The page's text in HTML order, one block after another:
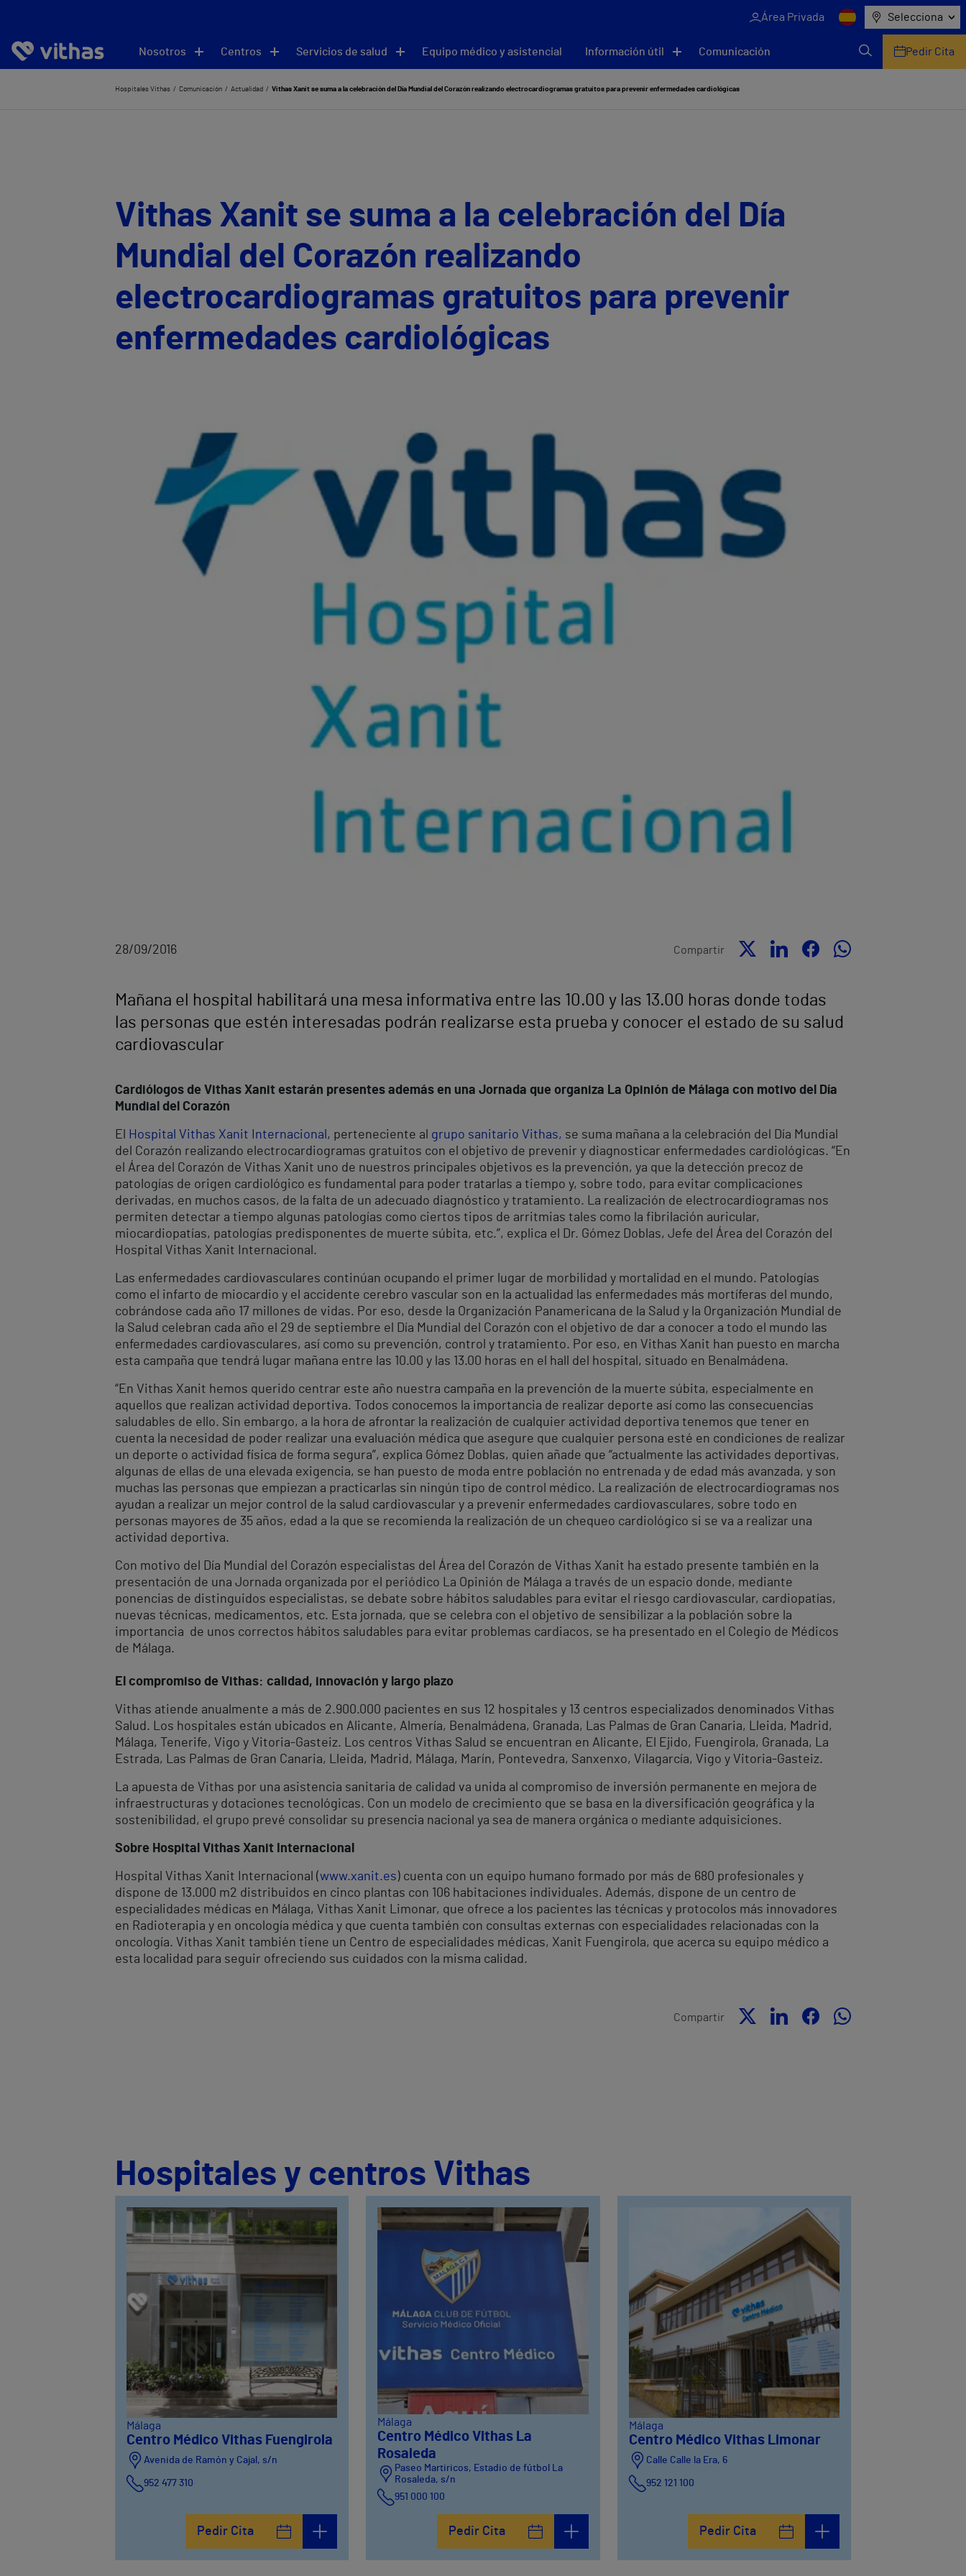
Área Privada Selecciona
Nosotros Centros Servicios de salud Equipo médico y asistencial Información útil Comunicación Pedir Cita
Hospitales Vithas Comunicación Actualidad Vithas Xanit se suma a la celebración del Día Mundial del Corazón realizando electrocardiogramas gratuitos para prevenir enfermedades cardiológicas
Vithas Xanit se suma a la celebración del Día
Mundial del Corazón realizando
electrocardiogramas gratuitos para prevenir
enfermedades cardiológicas
28/09/2016 Compartir
Mañana el hospital habilitará una mesa informativa entre las 10.00 y las 13.00 horas donde todas
las personas que estén interesadas podrán realizarse esta prueba y conocer el estado de su salud
cardiovascular
Cardiólogos de Vithas Xanit estarán presentes además en una Jornada que organiza La Opinión de Málaga con motivo del Día
Mundial del Corazón
El Hospital Vithas Xanit Internacional , perteneciente al grupo sanitario Vithas, se suma mañana a la celebración del Día Mundial
del Corazón realizando electrocardiogramas gratuitos con el objetivo de prevenir y diagnosticar enfermedades cardiológicas. “En
el Área del Corazón de Vithas Xanit uno de nuestros principales objetivos es la prevención, ya que la detección precoz de
patologías de origen cardiológico es fundamental para poder tratarlas a tiempo y, sobre todo, para evitar complicaciones
derivadas, en muchos casos, de la falta de un adecuado diagnóstico y tratamiento. La realización de electrocardiogramas nos
permiten detectar a tiempo algunas patologías como ciertos tipos de arritmias tales como la fibrilación auricular,
miocardiopatías, patologías predisponentes de muerte súbita, etc.”, explica el Dr. Gómez Doblas, Jefe del Área del Corazón del
Hospital Vithas Xanit Internacional.
Las enfermedades cardiovasculares continúan ocupando el primer lugar de morbilidad y mortalidad en el mundo. Patologías
como el infarto de miocardio y el accidente cerebro vascular son en la actualidad las enfermedades más mortíferas del mundo,
cobrándose cada año 17 millones de vidas. Por eso, desde la Organización Panamericana de la Salud y la Organización Mundial de
la Salud celebran cada año el 29 de septiembre el Día Mundial del Corazón con el objetivo de dar a conocer a todo el mundo las
enfermedades cardiovasculares, así como su prevención, control y tratamiento. Por eso, en Vithas Xanit han puesto en marcha
esta campaña que tendrá lugar mañana entre las 10.00 y las 13.00 horas en el hall del hospital, situado en Benalmádena.
“En Vithas Xanit hemos querido centrar este año nuestra campaña en la prevención de la muerte súbita, especialmente en
aquellos que realizan actividad deportiva. Todos conocemos la importancia de realizar deporte así como las consecuencias
saludables de ello. Sin embargo, a la hora de afrontar la realización de cualquier actividad deportiva tenemos que tener en
cuenta la necesidad de poder realizar una evaluación médica que asegure que cualquier persona esté en condiciones de realizar
un deporte o actividad física de forma segura”, explica Gómez Doblas, quien añade que “actualmente las actividades deportivas,
algunas de ellas de una elevada exigencia, se han puesto de moda entre población no entrenada y de edad más avanzada, y son
muchas las personas que empiezan a practicarlas sin ningún tipo de control médico. La realización de electrocardiogramas nos
ayudan a realizar un mejor control de la salud cardiovascular y a prevenir enfermedades cardiovasculares, sobre todo en
personas mayores de 35 años, edad a la que se recomienda la realización de un chequeo cardiológico si se va a realizar una
actividad deportiva.
Con motivo del Día Mundial del Corazón especialistas del Área del Corazón de Vithas Xanit ha estado presente también en la
presentación de una Jornada organizada por el periódico La Opinión de Málaga a través de un espacio donde, mediante
ponencias de distinguidos especialistas, se debate sobre hábitos saludables para evitar el riesgo cardiovascular, cardiopatías,
nuevas técnicas, medicamentos, etc. Esta jornada, que se celebra con el objetivo de sensibilizar a la población sobre la
importancia de unos correctos hábitos saludables para evitar problemas cardiacos, se ha presentado en el Colegio de Médicos
de Málaga.
El compromiso de Vithas: calidad, innovación y largo plazo
Vithas atiende anualmente a más de 2.900.000 pacientes en sus 12 hospitales y 13 centros especializados denominados Vithas
Salud. Los hospitales están ubicados en Alicante, Almería, Benalmádena, Granada, Las Palmas de Gran Canaria, Lleida, Madrid,
Málaga, Tenerife, Vigo y Vitoria-Gasteiz. Los centros Vithas Salud se encuentran en Alicante, El Ejido, Fuengirola, Granada, La
Estrada, Las Palmas de Gran Canaria, Lleida, Madrid, Málaga, Marín, Pontevedra, Sanxenxo, Vilagarcía, Vigo y Vitoria-Gasteiz.
La apuesta de Vithas por una asistencia sanitaria de calidad va unida al compromiso de inversión permanente en mejora de
infraestructuras y dotaciones tecnológicas. Con un modelo de crecimiento que se basa en la diversificación geográfica y la
sostenibilidad, el grupo prevé consolidar su presencia nacional ya sea de manera orgánica o mediante adquisiciones.
Sobre Hospital Vithas Xanit Internacional
Hospital Vithas Xanit Internacional (www.xanit.es) cuenta con un equipo humano formado por más de 680 profesionales y
dispone de 13.000 m2 distribuidos en cinco plantas con 106 habitaciones individuales. Además, dispone de un centro de
especialidades médicas en Málaga, Vithas Xanit Limonar, que ofrece a los pacientes las técnicas y protocolos más innovadores
en Radioterapia y en oncología médica y que cuenta también con consultas externas con especialidades relacionadas con la
oncología. Vithas Xanit también tiene un Centro de especialidades médicas, Xanit Fuengirola, que acerca su equipo médico a
esta localidad para seguir ofreciendo sus cuidados con la misma calidad.
Compartir
Hospitales y centros Vithas
Málaga
Centro Médico Vithas Fuengirola
Avenida de Ramón y Cajal, s/n
952 477 310
Pedir Cita
Málaga
Centro Médico Vithas La
Rosaleda
Paseo Martiricos, Estadio de fútbol La
Rosaleda, s/n
951 000 100
Pedir Cita
Málaga
Centro Médico Vithas Limonar
Calle Calle la Era, 6
952 121 100
Pedir Cita